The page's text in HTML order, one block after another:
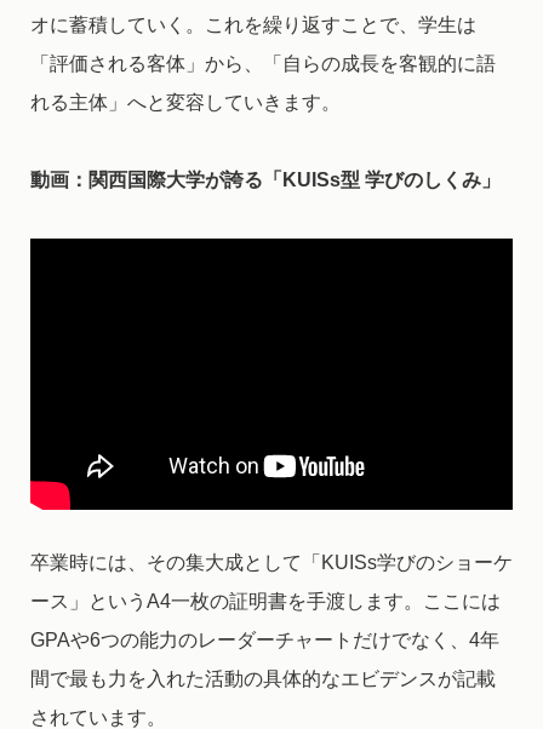
オに蓄積していく。これを繰り返すことで、学生は
「評価される客体」から、「自らの成長を客観的に語
れる主体」へと変容していきます。
動画：関西国際大学が誇る「KUISs型 学びのしくみ」
卒業時には、その集大成として「KUISs学びのショーケ
ース」というA4一枚の証明書を手渡します。ここには
GPAや6つの能力のレーダーチャートだけでなく、4年
間で最も力を入れた活動の具体的なエビデンスが記載
されています。